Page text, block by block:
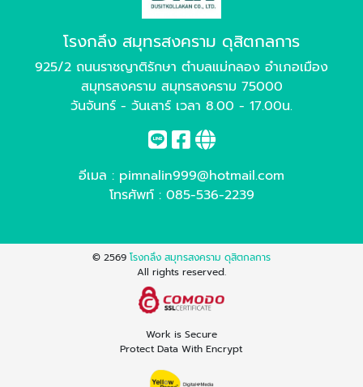
โรงกลึง สมุทรสงคราม ดุสิตกลการ
925/2 ถนนราชญาติรักษา ตำบลแม่กลอง อำเภอเมือง
สมุทรสงคราม สมุทรสงคราม 75000
วันจันทร์ - วันเสาร์ เวลา 8.00 - 17.00น.
อีเมล : pimnalin999@hotmail.com
โทรศัพท์ : 085-536-2239
© 2569 โรงกลึง สมุทรสงคราม ดุสิตกลการ
All rights reserved.
Work is Secure
Protect Data With Encrypt